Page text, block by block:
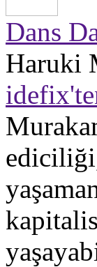
Dans
Haruki